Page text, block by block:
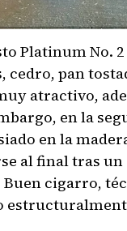
Platinum No.
cedro, pan
atractivo,
en la
en la
al final tras
cigarro,